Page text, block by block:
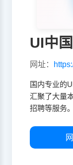
UI中国
网址：
国内专业的
汇聚了大量
招聘等服务。